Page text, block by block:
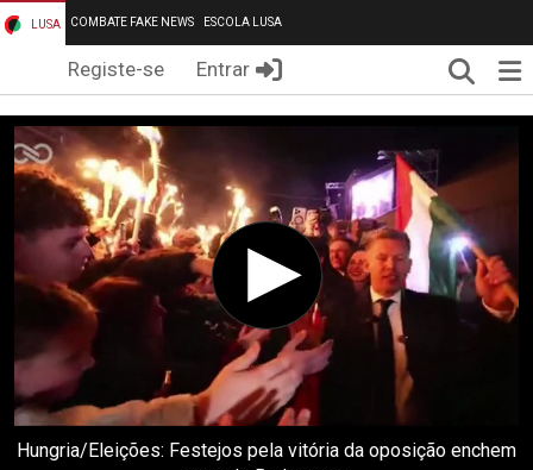
LUSA COMBATE FAKE NEWS ESCOLA LUSA
Registe-se Entrar
Hungria/Eleições: Festejos pela vitória da oposição enchem